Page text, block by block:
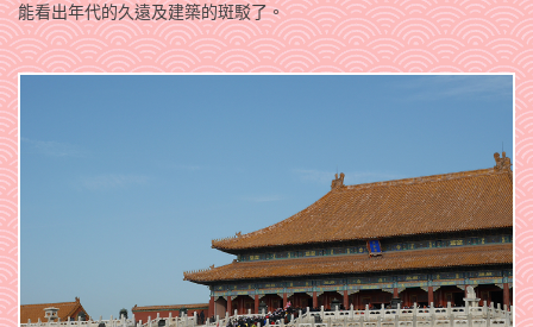
能看出年代的久遠及建築的斑駁了。